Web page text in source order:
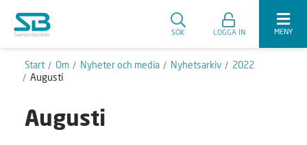
SÖK LOGGA IN MENY
Start Om Nyheter och media Nyhetsarkiv
2022
Augusti
Augusti